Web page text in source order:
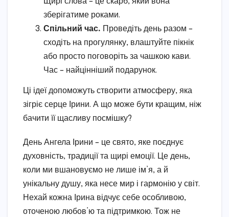
зберігатиме роками.
Спільний час. Проведіть день разом –
сходіть на прогулянку, влаштуйте пікнік
або просто поговоріть за чашкою кави.
Час – найцінніший подарунок.
Ці ідеї допоможуть створити атмосферу, яка
зігріє серце Ірини. А що може бути кращим, ніж
бачити її щасливу посмішку?
День Ангела Ірини – це свято, яке поєднує
духовність, традиції та щирі емоції. Це день,
коли ми вшановуємо не лише ім’я, а й
унікальну душу, яка несе мир і гармонію у світ.
Нехай кожна Ірина відчує себе особливою,
оточеною любов’ю та підтримкою. Тож не